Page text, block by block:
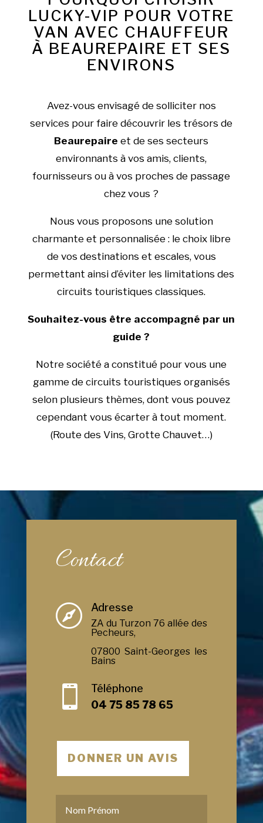
LUCKY-VIP POUR VOTRE
VAN AVEC CHAUFFEUR
À BEAUREPAIRE ET SES
ENVIRONS
Avez-vous envisagé de solliciter nos
services pour faire découvrir les trésors de
Beaurepaire et de ses secteurs
environnants à vos amis, clients,
fournisseurs ou à vos proches de passage
chez vous ?
Nous vous proposons une solution
charmante et personnalisée : le choix libre
de vos destinations et escales, vous
permettant ainsi d’éviter les limitations des
circuits touristiques classiques.
Souhaitez-vous être accompagné par un
guide ?
Notre société a constitué pour vous une
gamme de circuits touristiques organisés
selon plusieurs thèmes, dont vous pouvez
cependant vous écarter à tout moment.
(Route des Vins, Grotte Chauvet…)
Contact
 Adresse
ZA du Turzon 76 allée des
Pecheurs,
07800 Saint-Georges les
Bains

Téléphone
04 75 85 78 65
DONNER UN AVIS